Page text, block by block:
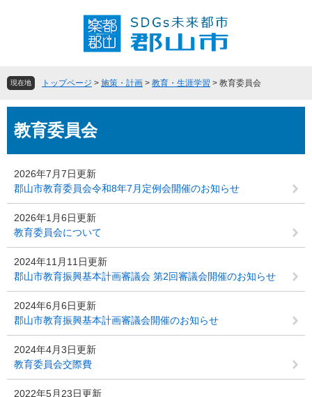
頭
す
飛
し
文
現在地 トップページ > 施策・計画 > 教育・生涯学習 > 教育委員会
文教育委員会
2026年7月7日更新
郡山市教育委員会令和8年7月定例会開催のお知らせ
2026年1月6日更新
教育委員会について
2024年11月11日更新
郡山市教育振興基本計画審議会 第2回審議会開催のお知らせ
2024年6月6日更新
郡山市教育振興基本計画審議会開催のお知らせ
2024年4月3日更新
教育委員会交際費
2022年5月23日更新